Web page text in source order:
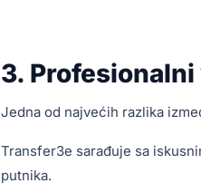
3.
Jedna od najvećih razlika
Transfer3e sarađuje sa
putnika.